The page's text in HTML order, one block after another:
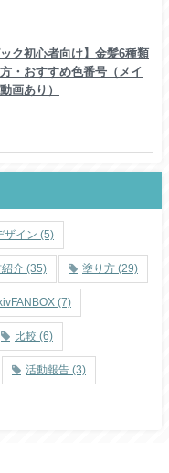
ック初心者向け】金髪6種類
・おすすめ色番号（メイ
画あり）
紹介 (35) 塗り方 (29)
(7)
比較 (6)
ザイン (5)
活動報告 (3)